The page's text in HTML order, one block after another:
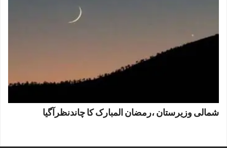
شمالی وزیرستان ،رمضان المبارک کا چاندنظرآگیا